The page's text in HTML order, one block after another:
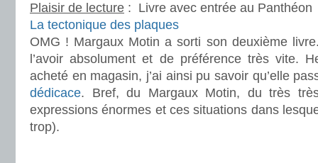
Plaisir de lecture : Livre avec entrée au Panthéon
La tectonique des plaques
OMG ! Margaux Motin a sorti son deuxième
l’avoir absolument et de préférence très vite.
acheté en magasin, j’ai ainsi pu savoir qu’elle
dédicace. Bref, du Margaux Motin, du très
expressions énormes et ces situations dans
trop).